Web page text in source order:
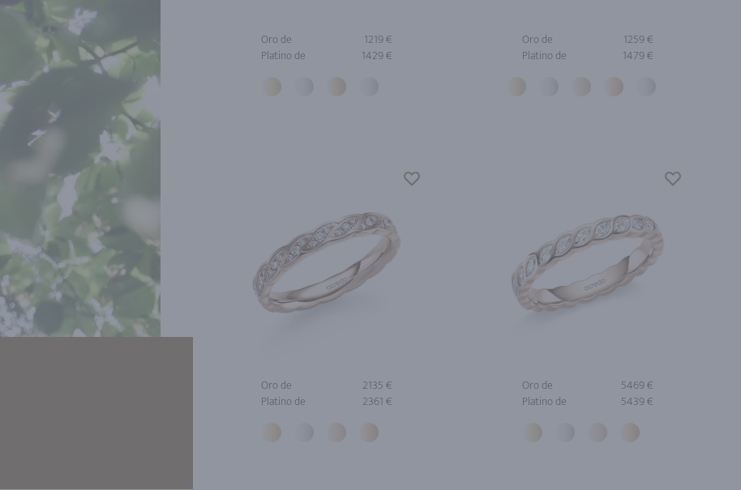
Oro de
1219 €
Platino de
1429 €
Oro de
1259 €
Platino de
1479 €
Oro de
2135 €
Platino de
2361 €
Oro de
5469 €
Platino de
5439 €